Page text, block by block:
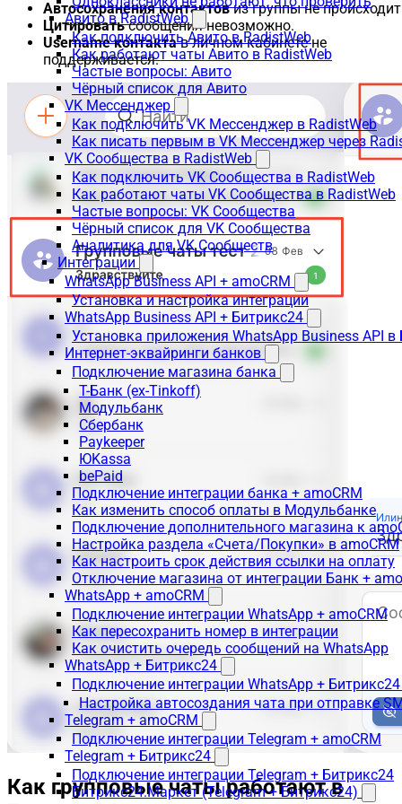
Авито в RadistWeb
Как подключить Авито в RadistWeb
Как работают чаты Авито в RadistWeb
Частые вопросы: Авито
Чёрный список для Авито
VK Мессенджер
Как подключить VK Мессенджер в RadistWeb
Как писать первым в VK Мессенджер через
VK Сообщества в RadistWeb
Как подключить VK Сообщества в RadistWeb
Как работают чаты VK Сообщества в RadistWeb
Частые вопросы: VK Сообщества
Чёрный список для VK Сообщества
Аналитика для VK Сообществ
Интеграции
WhatsApp Business API + amoCRM
Установка и настройка интеграции
WhatsApp Business API + Битрикс24
Установка приложения WhatsApp Business API
Интернет-эквайринги банков
Подключение магазина банка
Т-Банк (ex-Tinkoff)
Модульбанк
Сбербанк
Paykeeper
ЮKassa
bePaid
Подключение интеграции банка + amoCRM
Как изменить способ оплаты в Модульбанке
Подключение дополнительного магазина к
Настройка раздела «Счета/Покупки» в amoCRM
Как настроить срок действия ссылки на оплату
Отключение магазина от интеграции Банк +
WhatsApp + amoCRM
Подключение интеграции WhatsApp + amoCRM
Как пересохранить номер в интеграции
Как очистить очередь сообщений на WhatsApp
WhatsApp + Битрикс24
Подключение интеграции WhatsApp + Битрикс24
Настройка автосоздания чата при отправке
Telegram + amoCRM
Подключение интеграции Telegram + amoCRM
Telegram + Битрикс24
Подключение интеграции Telegram + Битрикс24
Битрикс24.Маркет (Telegram + Битрикс24)
Автосохранения контактовиз группы не
Цитироватьсообщения невозможно.
Username контактав личном кабинете не
поддерживается.
Как групповые чаты работают в